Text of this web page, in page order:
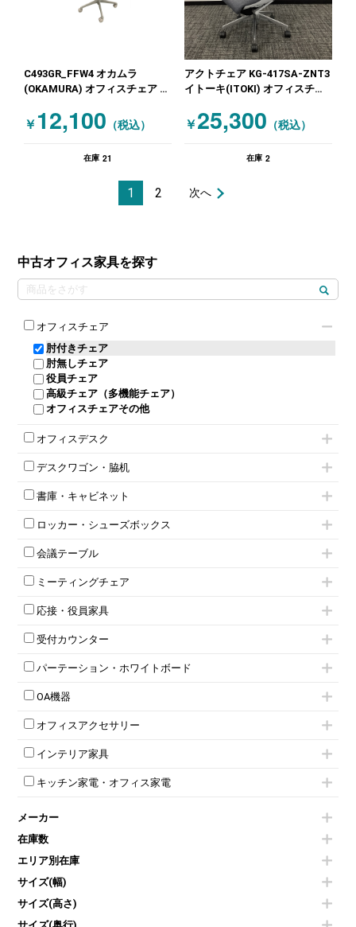
中古オフィス家具を探す
オフィスチェア
肘付きチェア
肘無しチェア
役員チェア
高級チェア（多機能チェア）
オフィスチェアその他
オフィスデスク
片袖机
フリーアドレスデスク（ベンチデスク）
昇降デスク
両袖机
デスクワゴン・脇机
インワゴン2段
インワゴン3段
脇机
書庫・キャビネット
ハイキャビネット
ローキャビネット
両開きキャビネット
上下連結キャビネット
軽量ラック（スチールラック）
収納家具その他
両開書庫
ラテラル書庫
ロッカー・シューズボックス
1人用ロッカー
2人用ロッカー
3人用ロッカー
5人用ロッカー
8人用ロッカー
多人数ロッカー
ダイヤル錠ロッカー
ダイヤル錠ロッカー
ワードローブ・クローゼット
会議テーブル
ミーティングテーブル
スタッキングテーブル
ネスティングテーブル
カウンターテーブル
T字脚テーブル
会議テーブルW1200～
会議テーブルW1800～
平行スタックテーブル
会議テーブルその他
ミーティングチェア
キャスター付きミーティングチェア
スタッキングミーティングチェア
テーブル付きミーティングチェア
折りたたみミーティングチェア
ハイチェア
ミーティングチェアその他
応接・役員家具
応接セット
応接ソファ
応接チェア
応接・役員家具その他
受付カウンター
ハイカウンター
ローカウンター
ラウンジカウンター
パーテーション・ホワイトボード
パーテーション
自立タイプパーテーション
パーテーションその他
壁掛けホワイトボード
ホワイトボードその他
OA機器
電話機（ビジネスフォン）
シュレッダー
スクリーン
その他OA機器
オフィスアクセサリー
チェア用台車
演台・講演台・演説台
防音パネル
コートハンガー・ポールハンガー
傘立て
食器棚・キッチンキャビネット
カタログスタンド
オフィスアクセサリーその他
インテリア家具
モールドチェア
ダイニングチェア
カウンターテーブル
センターテーブル・サイドテーブル
ベンチ・スツール
ソファ
シェルフ
ダストボックス（ゴミ箱）
キッチン家電・オフィス家電
冷蔵庫・洗濯機
空気清浄機・加湿器
液晶テレビ・モニター類
エアコン
照明機器
掃除機
メーカー
在庫数
エリア別在庫
サイズ(幅)
サイズ(高さ)
C493GR_FFW4 オカムラ
(OKAMURA) オフィスチェア 肘
￥ 12,100 （税込）
在庫 21
アクトチェア KG-417SA-ZNT3
イトーキ(ITOKI) オフィスチェ
￥25,300 （税込）
在庫 2
1 2 次へ